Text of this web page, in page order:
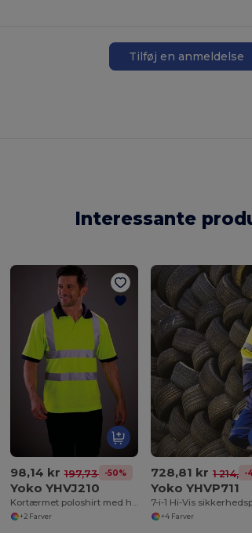
Tilføj en anmeldelse
Interessante
98,14 kr 197,73 kr-50%
Yoko YHVJ210
Kortærmet poloshirt med høj synlighed
+2 Farver
728,81 kr 1 -
Yoko YHVP711
7-i-1 Hi-Vis
+4 Farver